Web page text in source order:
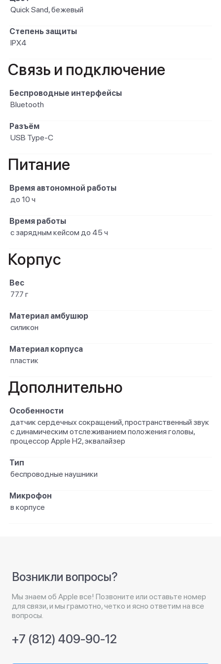
Quick Sand, бежевый
Степень защиты
IPX4
Связь и подключение
Беспроводные интерфейсы
Bluetooth
Разъём
USB Type-C
Питание
Время автономной работы
до 10 ч
Время работы
с зарядным кейсом до 45 ч
Корпус
Вес
77.7 г
Материал амбушюр
силикон
Материал корпуса
пластик
Дополнительно
Особенности
датчик сердечных сокращений, пространственный звук
с динамическим отслеживанием положения головы,
процессор Apple H2, эквалайзер
Тип
беспроводные наушники
Микрофон
в корпусе
Возникли вопросы?
Мы знаем об Apple все! Позвоните или оставьте номер
для связи, и мы грамотно, четко и ясно ответим на все
вопросы.
+7 (812) 409-90-12